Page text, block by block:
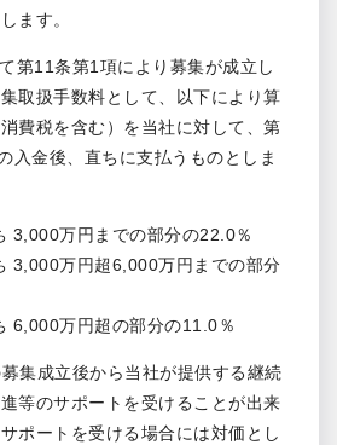
ます。
第11条第1項により募集が成立し
取扱手数料として、以下により算
費税を含む）を当社に対して、第
入金後、直ちに支払うものとしま
3,000万円までの部分の22.0％
3,000万円超6,000万円までの部分
6,000万円超の部分の11.0％
集成立後から当社が提供する継続
等のサポートを受けることが出来
ポートを受ける場合には対価とし